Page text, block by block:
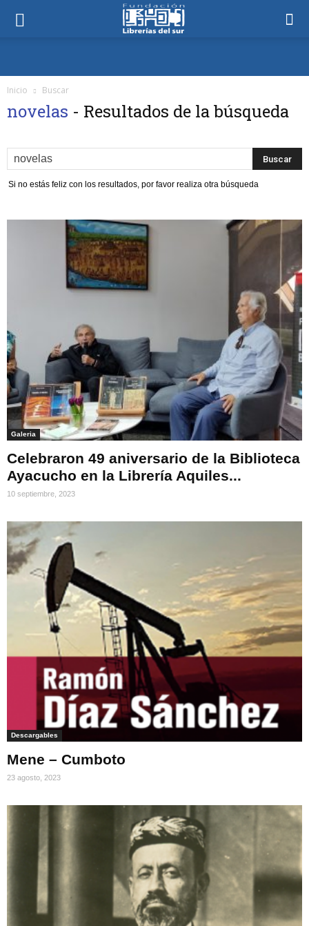
Inicio Buscar
novelas - Resultados de la búsqueda
Si no estás feliz con los resultados, por favor realiza otra búsqueda
Galeria
Celebraron 49 aniversario de la Biblioteca
Ayacucho en la Librería Aquiles...
10 septiembre, 2023
Descargables
Mene – Cumboto
23 agosto, 2023